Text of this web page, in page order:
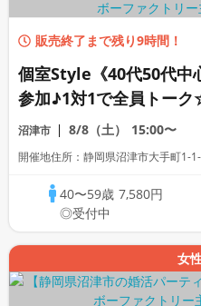
販売終了まで残り9時間！
個室Style《40代50代中
参加♪1対1で全員トー
活パーティー
沼津市 8/8（土） 15:00〜
開催地住所：静岡県沼津市大手町
40〜59歳 7,580円
◎受付中
女